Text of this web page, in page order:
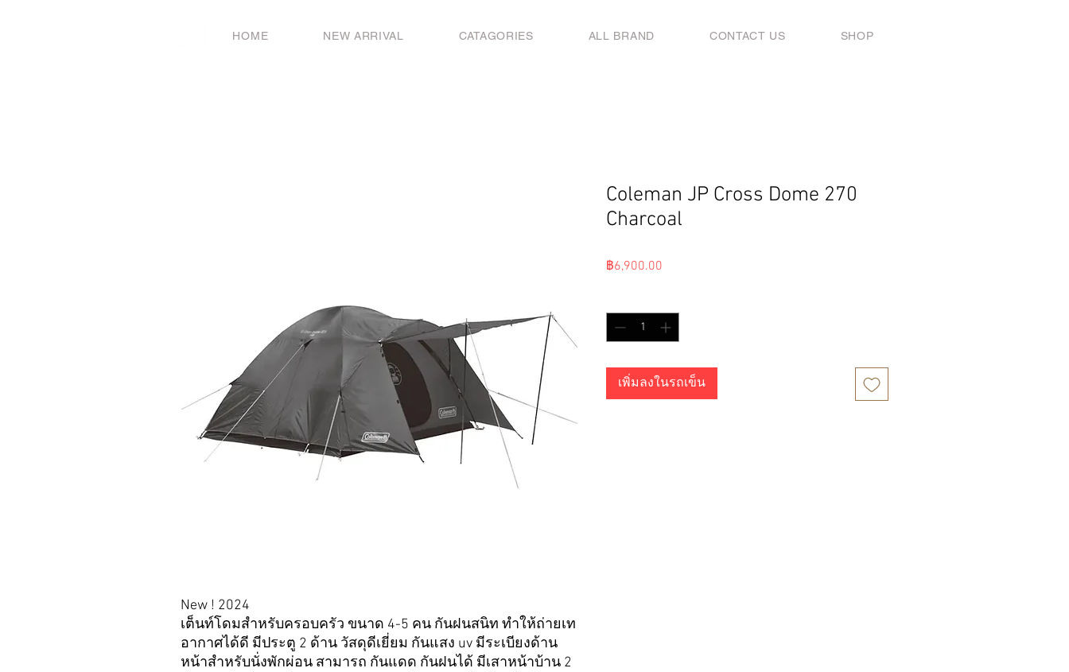
HOME NEW ARRIVAL CATAGORIES ALL BRAND CONTACT US SHOP
New ! 2024
เต็นท์โดมสำหรับครอบครัว ขนาด 4-5 คน กันฝนสนิท ทำให้ถ่ายเท
อากาศได้ดี มีประตู 2 ด้าน วัสดุดีเยี่ยม กันแสง uv มีระเบียงด้าน
หน้าสำหรับนั่งพักผ่อน สามารถ กันแดด กันฝนได้ มีเสาหน้าบ้าน 2
Coleman JP Cross Dome 270
Charcoal
฿6,900.00
เพิ่มลงในรถเข็น